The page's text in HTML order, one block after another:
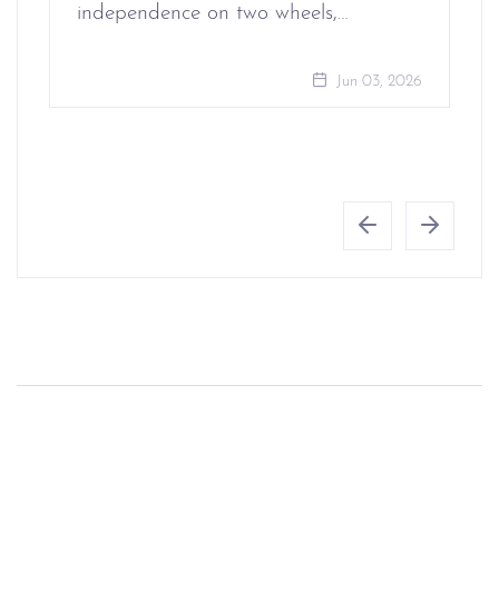
independence on two wheels,…
Jun 03, 2026